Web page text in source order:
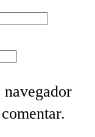
navegador